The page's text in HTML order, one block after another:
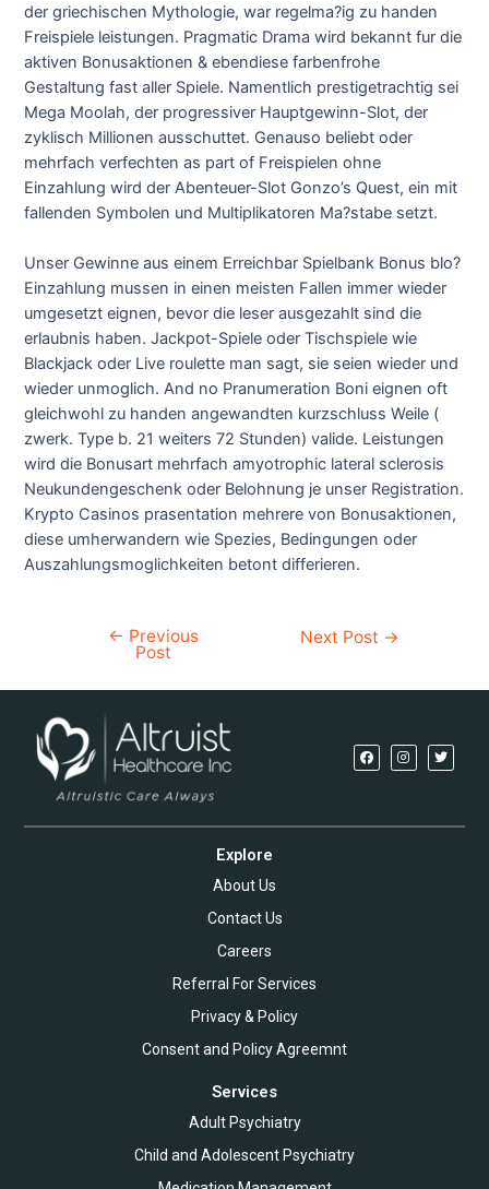
der griechischen Mythologie, war regelma?ig zu handen
Freispiele leistungen. Pragmatic Drama wird bekannt fur die
aktiven Bonusaktionen & ebendiese farbenfrohe
Gestaltung fast aller Spiele. Namentlich prestigetrachtig sei
Mega Moolah, der progressiver Hauptgewinn-Slot, der
zyklisch Millionen ausschuttet. Genauso beliebt oder
mehrfach verfechten as part of Freispielen ohne
Einzahlung wird der Abenteuer-Slot Gonzo’s Quest, ein mit
fallenden Symbolen und Multiplikatoren Ma?stabe setzt.
Unser Gewinne aus einem Erreichbar Spielbank Bonus blo?
Einzahlung mussen in einen meisten Fallen immer wieder
umgesetzt eignen, bevor die leser ausgezahlt sind die
erlaubnis haben. Jackpot-Spiele oder Tischspiele wie
Blackjack oder Live roulette man sagt, sie seien wieder und
wieder unmoglich. And no Pranumeration Boni eignen oft
gleichwohl zu handen angewandten kurzschluss Weile (
zwerk. Type b. 21 weiters 72 Stunden) valide. Leistungen
wird die Bonusart mehrfach amyotrophic lateral sclerosis
Neukundengeschenk oder Belohnung je unser Registration.
Krypto Casinos prasentation mehrere von Bonusaktionen,
diese umherwandern wie Spezies, Bedingungen oder
Auszahlungsmoglichkeiten betont differieren.
← Previous
Post
Next Post →
Explore
About Us
Contact Us
Careers
Referral For Services
Privacy & Policy
Consent and Policy Agreemnt
Services
Adult Psychiatry
Child and Adolescent Psychiatry